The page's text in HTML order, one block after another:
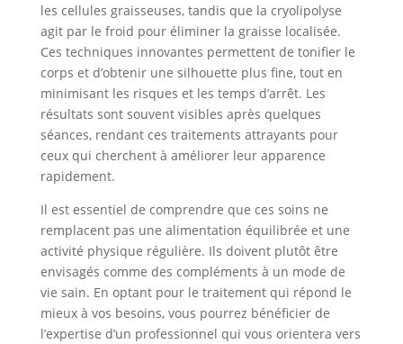
les cellules graisseuses, tandis que la cryolipolyse
agit par le froid pour éliminer la graisse localisée.
Ces techniques innovantes permettent de tonifier le
corps et d’obtenir une silhouette plus fine, tout en
minimisant les risques et les temps d’arrêt. Les
résultats sont souvent visibles après quelques
séances, rendant ces traitements attrayants pour
ceux qui cherchent à améliorer leur apparence
rapidement.
Il est essentiel de comprendre que ces soins ne
remplacent pas une alimentation équilibrée et une
activité physique régulière. Ils doivent plutôt être
envisagés comme des compléments à un mode de
vie sain. En optant pour le traitement qui répond le
mieux à vos besoins, vous pourrez bénéficier de
l’expertise d’un professionnel qui vous orientera vers